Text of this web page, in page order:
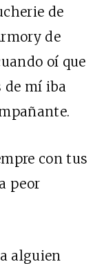
de
de
oí que
de mí iba
con tus
peor
alguien